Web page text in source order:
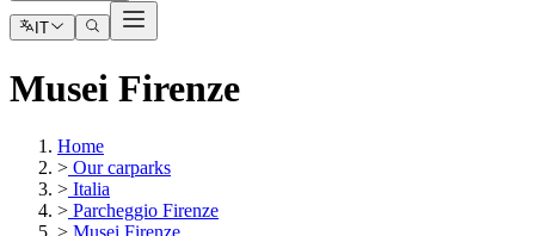
IT
Musei Firenze
Home
> Our carparks
> Italia
> Parcheggio Firenze